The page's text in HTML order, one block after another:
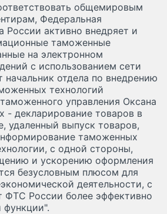
общемировым
Федеральная
России активно внедряет и
таможенные
на электронном
с использованием сети
начальник отдела по внедрению
технологий
управления Оксана
- декларирование товаров в
удаленный выпуск товаров,
таможенных
с одной стороны,
и ускорению оформления
безусловным плюсом для
деятельности, с
ФТС России более эффективно
функции".